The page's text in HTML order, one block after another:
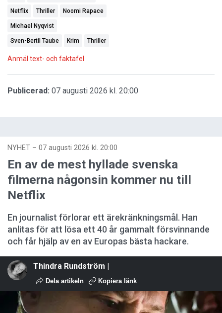
Netflix Thriller Noomi Rapace
Michael Nyqvist
Sven-Bertil Taube Krim Thriller
Anmäl text- och faktafel
Publicerad: 07 augusti 2026 kl. 20:00
NYHET – 07 augusti 2026 kl. 20:00
En av de mest hyllade svenska
filmerna någonsin kommer nu till
Netflix
En journalist förlorar ett ärekränkningsmål. Han
anlitas för att lösa ett 40 år gammalt försvinnande
och får hjälp av en av Europas bästa hackare.
Thindra Rundström |
Dela artikeln Kopiera länk